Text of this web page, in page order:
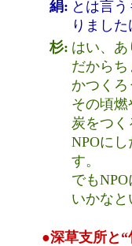
絹: とは言
りました
杉: はい、あ
だから
かつくろ
その頃
炭をつく
NPOに
す。
でも
いかなと
●深草支所と“